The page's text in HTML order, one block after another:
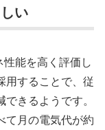
い
能を高く評価し
用することで、従
きるようです。
て月の電気代が約